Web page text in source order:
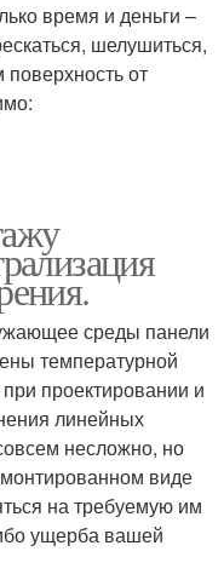
время и деньги –
шелушиться,
от
среды панели
температурной
проектировании и
линейных
несложно, но
виде
на требуемую им
ущерба вашей